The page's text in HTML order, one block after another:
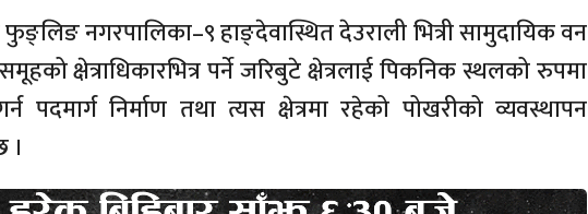
नगरपालिका–९ हाङ्देवास्थित देउराली भित्री सामुदायिक वन
क्षेत्राधिकारभित्र पर्ने जरिबुटे क्षेत्रलाई पिकनिक स्थलको रुपमा
पदमार्ग निर्माण तथा त्यस क्षेत्रमा रहेको पोखरीको व्यवस्थापन
।